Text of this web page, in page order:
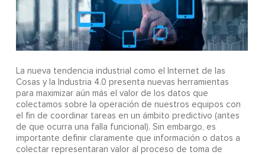
La nueva tendencia industrial como el Internet de las
Cosas y la Industria 4.0 presenta nuevas herramientas
para maximizar aún más el valor de los datos que
colectamos sobre la operación de nuestros equipos con
el fin de coordinar tareas en un ámbito predictivo (antes
de que ocurra una falla funcional). Sin embargo, es
importante definir claramente que información o datos a
colectar representaran valor al proceso de toma de